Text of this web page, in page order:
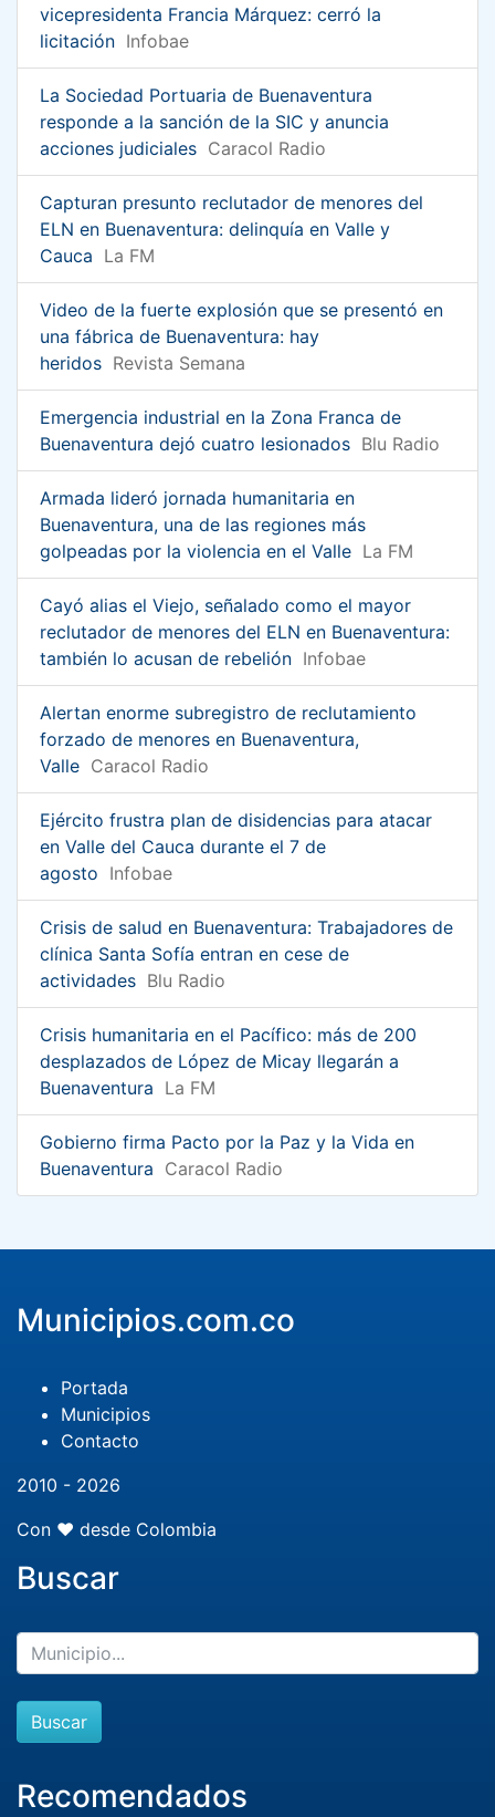
vicepresidenta Francia Márquez: cerró la
licitación Infobae
La Sociedad Portuaria de Buenaventura
responde a la sanción de la SIC y anuncia
acciones judiciales Caracol Radio
Capturan presunto reclutador de menores del
ELN en Buenaventura: delinquía en Valle y
Cauca La FM
Video de la fuerte explosión que se presentó en
una fábrica de Buenaventura: hay
heridos Revista Semana
Emergencia industrial en la Zona Franca de
Buenaventura dejó cuatro lesionados Blu Radio
Armada lideró jornada humanitaria en
Buenaventura, una de las regiones más
golpeadas por la violencia en el Valle La FM
Cayó alias el Viejo, señalado como el mayor
reclutador de menores del ELN en Buenaventura:
también lo acusan de rebelión Infobae
Alertan enorme subregistro de reclutamiento
forzado de menores en Buenaventura,
Valle Caracol Radio
Ejército frustra plan de disidencias para atacar
en Valle del Cauca durante el 7 de
agosto Infobae
Crisis de salud en Buenaventura: Trabajadores de
clínica Santa Sofía entran en cese de
actividades Blu Radio
Crisis humanitaria en el Pacífico: más de 200
desplazados de López de Micay llegarán a
Buenaventura La FM
Gobierno firma Pacto por la Paz y la Vida en
Buenaventura Caracol Radio
Municipios.com.co
Portada
Municipios
Contacto
2010 - 2026
Con ❤️ desde Colombia
Buscar
Buscar
Recomendados